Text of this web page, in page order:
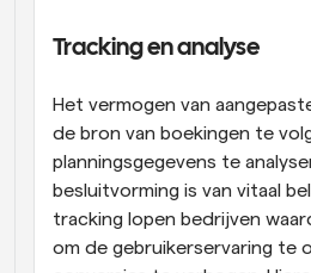
Tracking en analyse
Het vermogen van
de bron van boekingen te
planningsgegevens te
besluitvorming is van vitaal
tracking lopen bedrijven
om de gebruikerservaring te